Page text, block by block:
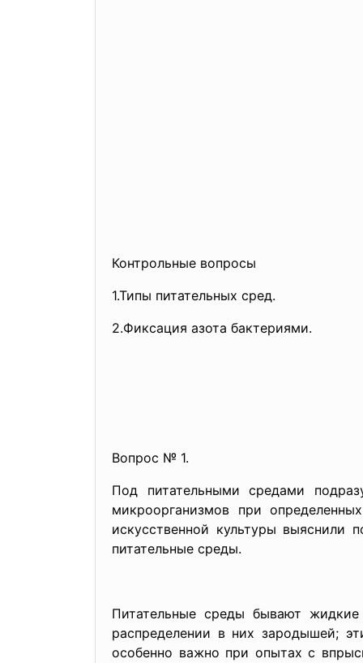
Контрольные вопросы
1.Типы питательных сред.
2.Фиксация азота бактериями.
Вопрос № 1.
Под питательными средами
микроорганизмов при
искусственной культуры выяснили
питательные среды.
Питательные среды бывают
распределении в них зародышей;
особенно важно при опытах с